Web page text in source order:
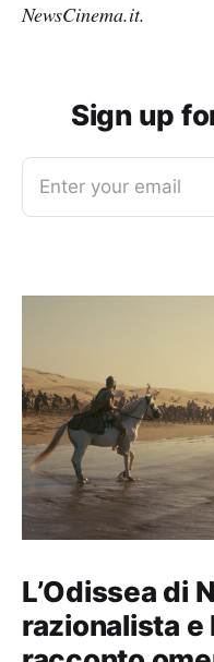
NewsCinema.it.
Sign up
Enter your email
L’Odissea di
razionalista